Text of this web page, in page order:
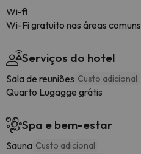
Wi-fi
Wi-Fi gratuito nas áreas comuns
Serviços do hotel
Sala de reuniões Custo adicional
Quarto Lugagge grátis
Spa e bem-estar
Sauna Custo adicional